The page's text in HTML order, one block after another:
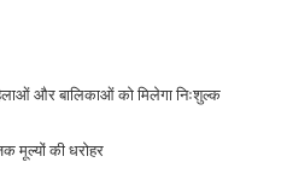
और बालिकाओं को मिलेगा निःशुल्क
मूल्यों की धरोहर